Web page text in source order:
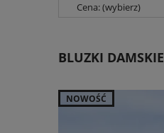
Cena: (wybierz)
BLUZKI DAMSKIE
NOWOŚĆ